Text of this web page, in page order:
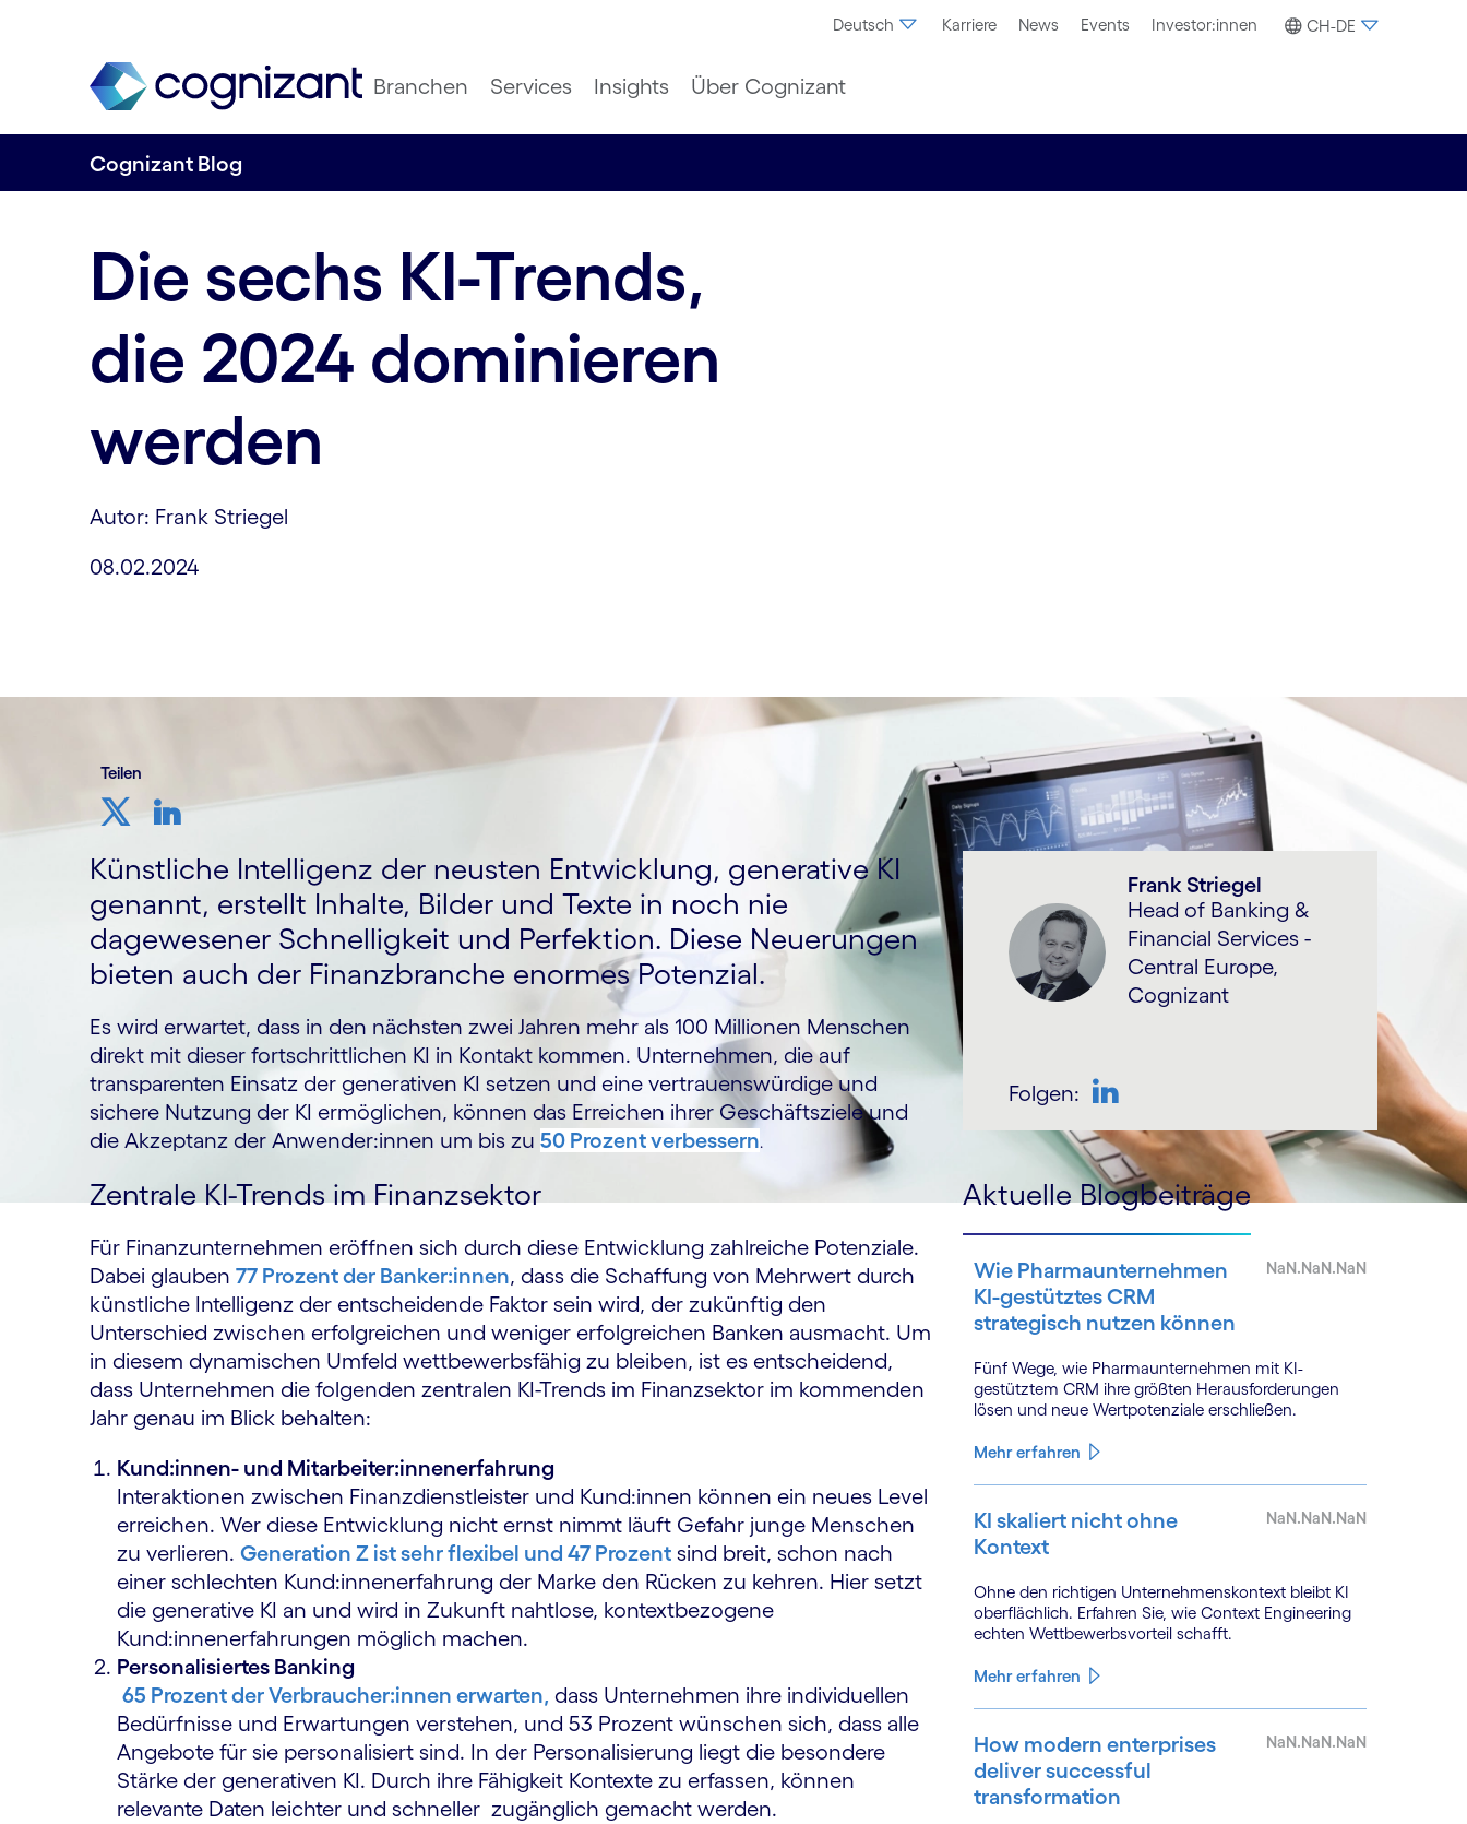
Deutsch Karriere News Events Investor:innen CH-DE
Branchen Services Insights Über Cognizant
Cognizant Blog
Die sechs KI-Trends,
die 2024 dominieren
werden
Autor: Frank Striegel
08.02.2024
Teilen
Künstliche Intelligenz der neusten Entwicklung, generative KI
genannt, erstellt Inhalte, Bilder und Texte in noch nie
dagewesener Schnelligkeit und Perfektion. Diese Neuerungen
bieten auch der Finanzbranche enormes Potenzial.
Es wird erwartet, dass in den nächsten zwei Jahren mehr als 100 Millionen Menschen
direkt mit dieser fortschrittlichen KI in Kontakt kommen. Unternehmen, die auf
transparenten Einsatz der generativen KI setzen und eine vertrauenswürdige und
sichere Nutzung der KI ermöglichen, können das Erreichen ihrer Geschäftsziele und
die Akzeptanz der Anwender:innen um bis zu 50 Prozent verbessern.
Zentrale KI-Trends im Finanzsektor
Für Finanzunternehmen eröffnen sich durch diese Entwicklung zahlreiche Potenziale.
Dabei glauben 77 Prozent der Banker:innen, dass die Schaffung von Mehrwert durch
künstliche Intelligenz der entscheidende Faktor sein wird, der zukünftig den
Unterschied zwischen erfolgreichen und weniger erfolgreichen Banken ausmacht. Um
in diesem dynamischen Umfeld wettbewerbsfähig zu bleiben, ist es entscheidend,
dass Unternehmen die folgenden zentralen KI-Trends im Finanzsektor im kommenden
Jahr genau im Blick behalten:
Kund:innen- und Mitarbeiter:innenerfahrung
Interaktionen zwischen Finanzdienstleister und Kund:innen können ein neues Level
erreichen. Wer diese Entwicklung nicht ernst nimmt läuft Gefahr junge Menschen
zu verlieren. Generation Z ist sehr flexibel und 47 Prozent sind breit, schon nach
einer schlechten Kund:innenerfahrung der Marke den Rücken zu kehren. Hier setzt
die generative KI an und wird in Zukunft nahtlose, kontextbezogene
Kund:innenerfahrungen möglich machen.
Personalisiertes Banking
65 Prozent der Verbraucher:innen erwarten, dass Unternehmen ihre individuellen
Bedürfnisse und Erwartungen verstehen, und 53 Prozent wünschen sich, dass alle
Angebote für sie personalisiert sind. In der Personalisierung liegt die besondere
Stärke der generativen KI. Durch ihre Fähigkeit Kontexte zu erfassen, können
relevante Daten leichter und schneller zugänglich gemacht werden.
Frank Striegel
Head of Banking &
Financial Services -
Central Europe,
Cognizant
Folgen:
Aktuelle Blogbeiträge
Wie Pharmaunternehmen
KI-gestütztes CRM
strategisch nutzen können
NaN.NaN.NaN
Fünf Wege, wie Pharmaunternehmen mit KI-
gestütztem CRM ihre größten Herausforderungen
lösen und neue Wertpotenziale erschließen.
Mehr erfahren
KI skaliert nicht ohne
Kontext
NaN.NaN.NaN
Ohne den richtigen Unternehmenskontext bleibt KI
oberflächlich. Erfahren Sie, wie Context Engineering
echten Wettbewerbsvorteil schafft.
Mehr erfahren
How modern enterprises
deliver successful
transformation
NaN.NaN.NaN